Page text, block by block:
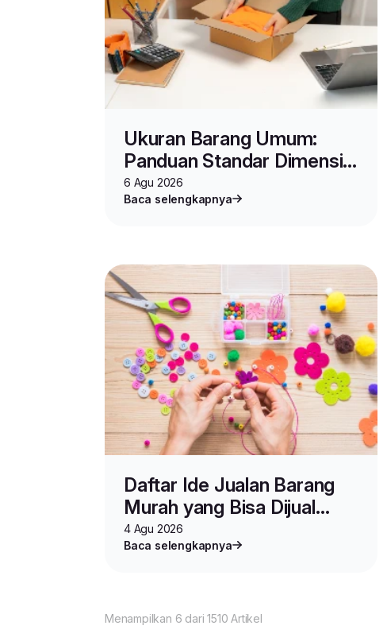
Ukuran Barang Umum:
Panduan Standar Dimensi,
Spesifikasi, dan Cara
Mengukur Produk untuk
6 Agu 2026
Baca selengkapnya
Daftar Ide Jualan Barang
Murah yang Bisa Dijual
Mahal, Auto Cuan!
4 Agu 2026
Baca selengkapnya
Menampilkan 6 dari 1510 Artikel